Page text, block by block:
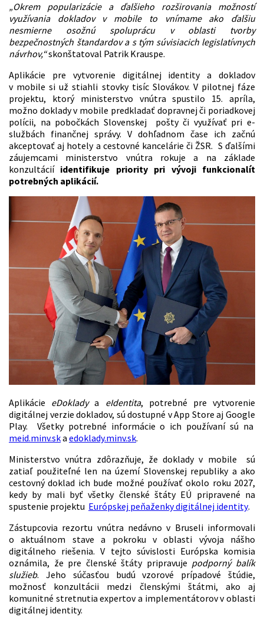
„Okrem popularizácie a ďalšieho rozširovania možností
využívania dokladov v mobile to vnímame ako ďalšiu
nesmierne osožnú spoluprácu v oblasti tvorby
bezpečnostných štandardov a s tým súvisiacich legislatívnych
návrhov,“skonštatoval Patrik Krauspe.
Aplikácie pre vytvorenie digitálnej identity a dokladov
v mobile si už stiahli stovky tisíc Slovákov. V pilotnej fáze
projektu, ktorý ministerstvo vnútra spustilo 15. apríla,
možno doklady v mobile predkladať dopravnej či poriadkovej
polícii, na pobočkách Slovenskej pošty či využívať pri e-
službách finančnej správy. V dohľadnom čase ich začnú
akceptovať aj hotely a cestovné kancelárie či ŽSR. S ďalšími
záujemcami ministerstvo vnútra rokuje a na základe
konzultácií identifikuje priority pri vývoji funkcionalít
potrebných aplikácií.
Aplikácie eDokladya eIdentita, potrebné pre vytvorenie
digitálnej verzie dokladov, sú dostupné v App Store aj Google
Play. Všetky potrebné informácie o ich používaní sú na
meid.minv.ska edoklady.minv.sk.
Ministerstvo vnútra zdôrazňuje, že doklady v mobile sú
zatiaľ použiteľné len na území Slovenskej republiky a ako
cestovný doklad ich bude možné používať okolo roku 2027,
kedy by mali byť všetky členské štáty EÚ pripravené na
spustenie projektu Európskej peňaženky digitálnej identity.
Zástupcovia rezortu vnútra nedávno v Bruseli informovali
o aktuálnom stave a pokroku v oblasti vývoja nášho
digitálneho riešenia. V tejto súvislosti Európska komisia
oznámila, že pre členské štáty pripravuje podporný balík
služieb. Jeho súčasťou budú vzorové prípadové štúdie,
možnosť konzultácii medzi členskými štátmi, ako aj
komunitné stretnutia expertov a implementátorov v oblasti
digitálnej identity.